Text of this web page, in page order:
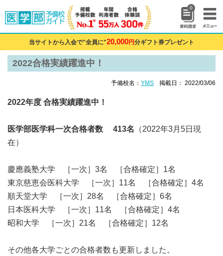
0
当サイトから入会で"全員に"20,000円分ギフト券プレゼント
2022合格実績躍進中！
予備校名： YMS 掲載日： 2022/03/06
2022年度 合格実績躍進中！
医学部医学科一次合格者数 413名
（2022年3月5日現
在）
慶應義塾大学 ［一次］3名 ［合格確定］1名
東京慈恵会医科大学 ［一次］11名 ［合格確定］4名
順天堂大学 ［一次］28名 ［合格確定］6名
日本医科大学 ［一次］11名 ［合格確定］4名
昭和大学 ［一次］21名 ［合格確定］12名
その他各大学ごとの合格者数も更新しました。